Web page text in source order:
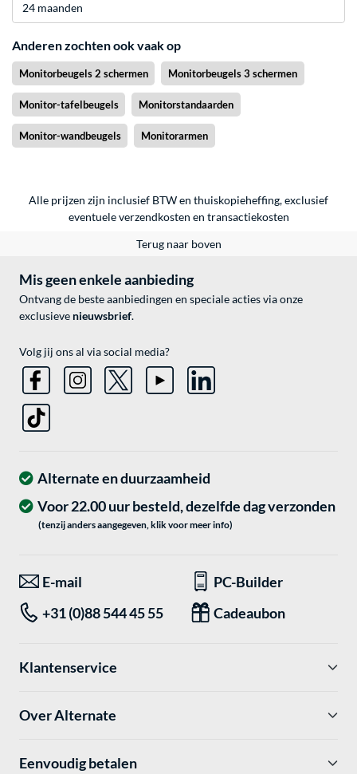
24 maanden
Anderen zochten ook vaak op
Monitorbeugels 2 schermen Monitorbeugels 3 schermen
Monitor-tafelbeugels Monitorstandaarden
Monitor-wandbeugels Monitorarmen
Alle prijzen zijn inclusief BTW en thuiskopieheffing, exclusief
eventueleverzendkosten en transactiekosten
Terug naar boven
Mis geen enkele aanbieding
Ontvang de beste aanbiedingen en speciale acties via onze
exclusieve nieuwsbrief.
Volg jij ons al via social media?
Alternate en duurzaamheid
Voor 22.00 uur besteld, dezelfde dag verzonden
(tenzij anders aangegeven, klik voor meer info)
E-mail
PC-Builder
+31 (0)88 544 45 55
Cadeaubon
Klantenservice
Over Alternate
Eenvoudig betalen